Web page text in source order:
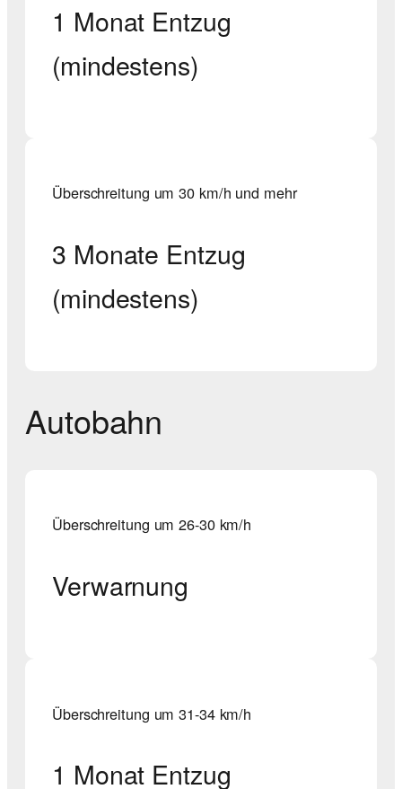
1 Monat Entzug
(mindestens)
Überschreitung um 30 km/h und mehr
3 Monate Entzug
(mindestens)
Autobahn
Überschreitung um 26-30 km/h
Verwarnung
Überschreitung um 31-34 km/h
1 Monat Entzug